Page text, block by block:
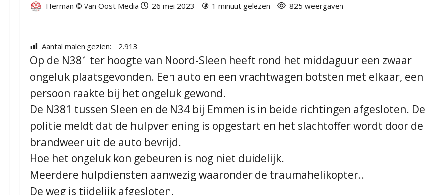
Herman © Van Oost Media 26 mei 2023 1 minuut gelezen 825 weergaven
Aantal malen gezien: 2.913
Op de N381 ter hoogte van Noord-Sleen heeft rond het middaguur een zwaar
ongeluk plaatsgevonden. Een auto en een vrachtwagen botsten met elkaar, een
persoon raakte bij het ongeluk gewond.
De N381 tussen Sleen en de N34 bij Emmen is in beide richtingen afgesloten. De
politie meldt dat de hulpverlening is opgestart en het slachtoffer wordt door de
brandweer uit de auto bevrijd.
Hoe het ongeluk kon gebeuren is nog niet duidelijk.
Meerdere hulpdiensten aanwezig waaronder de traumahelikopter..
De weg is tijdelijk afgesloten.